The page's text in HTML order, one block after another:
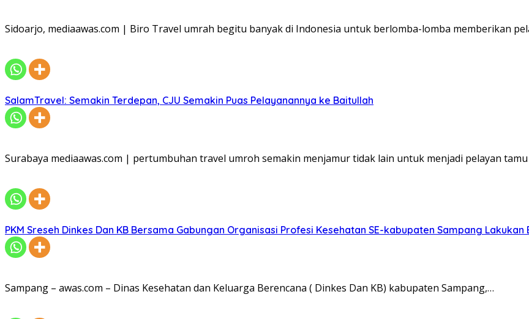
Sidoarjo, mediaawas.com | Biro Travel umrah begitu banyak di Indonesia untuk berlomba-lomba memberikan
SalamTravel: Semakin Terdepan, CJU Semakin Puas Pelayanannya ke Baitullah
Surabaya mediaawas.com | pertumbuhan travel umroh semakin menjamur tidak lain untuk menjadi pelayan
PKM Sreseh Dinkes Dan KB Bersama Gabungan Organisasi Profesi Kesehatan SE-kabupaten Sampang Lakukan
Sampang – awas.com – Dinas Kesehatan dan Keluarga Berencana ( Dinkes Dan KB) kabupaten Sampang,…